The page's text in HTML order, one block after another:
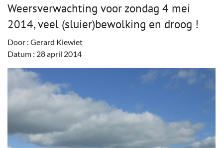
Welzijn & Maatschappij
Bedrijven
Prikbord & Aanbiedingen
Weers­verwachting voor zondag 4 mei
2014, veel (sluier)bewolking en droog !
Door : Gerard Kiewiet
Datum : 28 april 2014